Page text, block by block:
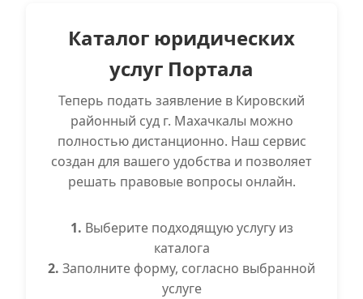
Каталог юридических
услуг Портала
Теперь подать заявление в Кировский
районный суд г. Махачкалы можно
полностью дистанционно. Наш сервис
создан для вашего удобства и позволяет
решать правовые вопросы онлайн.
1. Выберите подходящую услугу из
каталога
2. Заполните форму, согласно выбранной
услуге